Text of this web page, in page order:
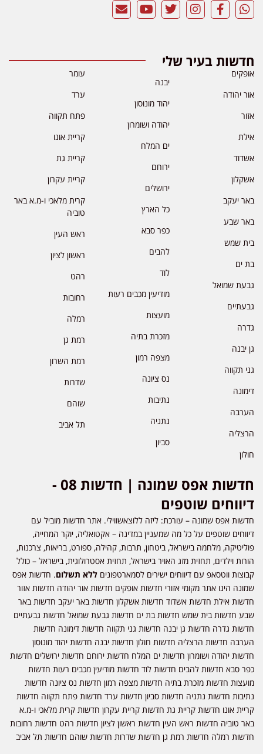
חדשות בעיר שלי
אופקים
אור יהודה
אזור
אילת
אשדוד
אשקלון
באר יעקב
באר שבע
בית שמש
בת ים
גבעת שמואל
גבעתיים
גדרה
גן יבנה
גני תקווה
דימונה
הערבה
הרצליה
חולון
יבנה
יהוד מונוסון
יהודה ושומרון
ים המלח
ירוחם
ירושלים
כל הארץ
כפר סבא
להבים
לוד
מודיעין מכבים רעות
מועצות
מזכרת בתיה
מצפה רמון
נס ציונה
נתיבות
נתניה
סביון
עומר
ערד
פתח תקווה
קריית אונו
קריית גת
קריית עקרון
קרית מלאכי ו-מ.א באר
טוביה
ראש העין
ראשון לציון
רהט
רחובות
רמלה
רמת גן
רמת השרון
שדרות
שוהם
תל אביב
חדשות אפס שמונה | חדשות 08 -
דיווחים שוטפים
חדשות אפס שמונה – עורכת: ליזה ללוצאשווילי. אתר חדשות מוביל עם
דיווחים שוטפים על כל מה שמעניין במדינה – אקטואליה, יוקר המחייה,
פוליטיקה, מלחמה בישראל, ביטחון, תרבות, קהילה, ספורט, בריאות, צרכנות,
הורות וילדים, תחזית מזג האויר בישראל, תחזית אסטרולוגית, בישראל – כולל
קבוצות ווטסאפ עם דיווחים ישירים לסמארטפונים ללא תשלום. חדשות אפס
שמונה הינו אתר מקומי אזורי חדשות אופקים חדשות אור יהודה חדשות אזור
חדשות אילת חדשות אשדוד חדשות אשקלון חדשות באר יעקב חדשות באר
שבע חדשות בית שמש חדשות בת ים חדשות גבעת שמואל חדשות גבעתיים
חדשות גדרה חדשות גן יבנה חדשות גני תקווה חדשות דימונה חדשות
הערבה חדשות הרצליה חדשות חולון חדשות יבנה חדשות יהוד מונוסון
חדשות יהודה ושומרון חדשות ים המלח חדשות ירוחם חדשות ירושלים חדשות
כפר סבא חדשות להבים חדשות לוד חדשות מודיעין מכבים רעות חדשות
מועצות חדשות מזכרת בתיה חדשות מצפה רמון חדשות נס ציונה חדשות
נתיבות חדשות נתניה חדשות סביון חדשות ערד חדשות פתח תקווה חדשות
קריית אונו חדשות קריית גת חדשות קריית עקרון חדשות קרית מלאכי ו-מ.א
באר טוביה חדשות ראש העין חדשות ראשון לציון חדשות רהט חדשות רחובות
חדשות רמלה חדשות רמת גן חדשות שדרות חדשות שוהם חדשות תל אביב